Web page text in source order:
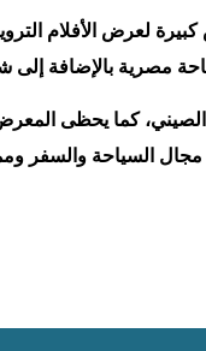
بشاشات عرض كبيرة لعرض الأفلام
كما يحظى